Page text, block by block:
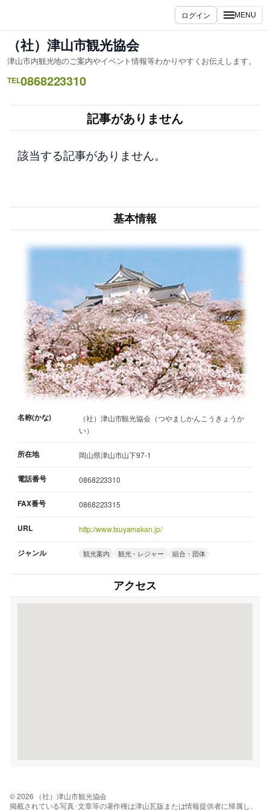
キ
ッ
ログイン MENU
（社）津山市観光協会
津山市内観光地のご案内やイベント情報等わかりやすくお伝えします。
TEL0868223310
記事がありません
該当する記事がありません。
基本情報
名称(かな)
（社）津山市観光協会（つやましかんこうきょうか
い）
所在地 岡山県津山市山下97-1
電話番号 0868223310
FAX番号 0868223315
URL http://www.tsuyamakan.jp/
ジャンル 観光案内 観光・レジャー 組合・団体
アクセス
© 2026 （社）津山市観光協会
掲載されている写真･文章等の著作権は津山瓦版または情報提供者に帰属し、